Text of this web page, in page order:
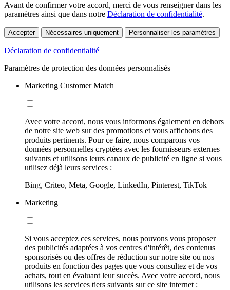
Avant de confirmer votre accord, merci de vous renseigner dans les
paramètres ainsi que dans notre Déclaration de confidentialité.
Accepter Nécessaires uniquement Personnaliser les paramètres
Déclaration de confidentialité
Paramètres de protection des données personnalisés
Marketing Customer Match
Avec votre accord, nous vous informons également en dehors
de notre site web sur des promotions et vous affichons des
produits pertinents. Pour ce faire, nous comparons vos
données personnelles cryptées avec les fournisseurs externes
suivants et utilisons leurs canaux de publicité en ligne si vous
utilisez déjà leurs services :
Bing, Criteo, Meta, Google, LinkedIn, Pinterest, TikTok
Marketing
Si vous acceptez ces services, nous pouvons vous proposer
des publicités adaptées à vos centres d'intérêt, des contenus
sponsorisés ou des offres de réduction sur notre site ou nos
produits en fonction des pages que vous consultez et de vos
achats, tout en évaluant leur succès. Avec votre accord, nous
utilisons les services tiers suivants sur ce site internet :